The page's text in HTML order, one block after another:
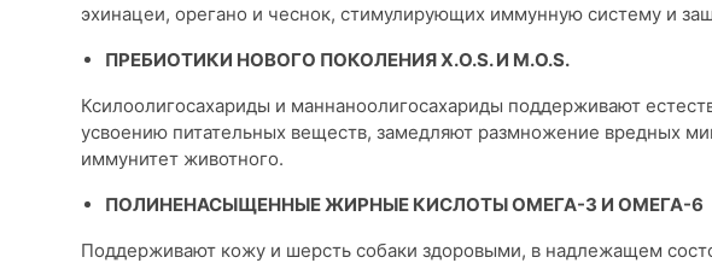
эхинацеи, орегано и чеснок, стимулирующих иммунную систему и
ПРЕБИОТИКИ НОВОГО ПОКОЛЕНИЯ Х.О.S. И М.О.S.
Ксилоолигосахариды и маннаноолигосахариды поддерживают
усвоению питательных веществ, замедляют размножение вредных
иммунитет животного.
ПОЛИНЕНАСЫЩЕННЫЕ ЖИРНЫЕ КИСЛОТЫ ОМЕГА-3 И ОМЕГА-6
Поддерживают кожу и шерсть собаки здоровыми, в надлежащем